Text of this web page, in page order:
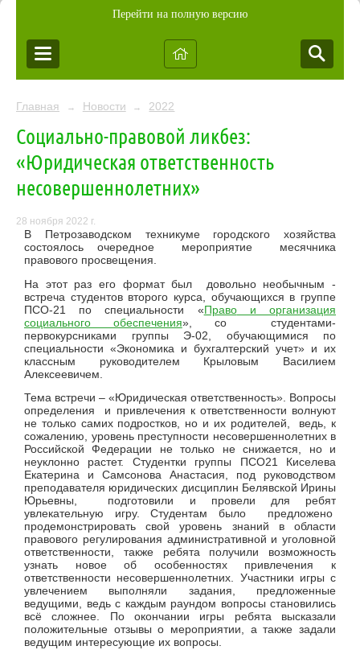
Перейти на полную версию
Главная → Новости → 2022
Социально-правовой ликбез:
«Юридическая ответственность
несовершеннолетних»
28 ноября 2022 г.
В Петрозаводском техникуме городского хозяйства
состоялось очередное мероприятие месячника
правового просвещения.
На этот раз его формат был довольно необычным -
встреча студентов второго курса, обучающихся в группе
ПСО-21 по специальности «Правои организация
социального обеспечения», со студентами-
первокурсниками группы Э-02, обучающимися по
специальности «Экономика и бухгалтерский учет» и их
классным руководителем Крыловым Василием
Алексеевичем.
Тема встречи – «Юридическая ответственность». Вопросы
определения и привлечения к ответственности волнуют
не только самих подростков, но и их родителей, ведь, к
сожалению, уровень преступности несовершеннолетних в
Российской Федерации не только не снижается, но и
неуклонно растет. Студентки группы ПСО21 Киселева
Екатерина и Самсонова Анастасия, под руководством
преподавателя юридических дисциплин Белявской Ирины
Юрьевны, подготовили и провели для ребят
увлекательную игру. Студентам было предложено
продемонстрировать свой уровень знаний в области
правового регулирования административной и уголовной
ответственности, также ребята получили возможность
узнать новое об особенностях привлечения к
ответственности несовершеннолетних. Участники игры с
увлечением выполняли задания, предложенные
ведущими, ведь с каждым раундом вопросы становились
всё сложнее. По окончании игры ребята высказали
положительные отзывы о мероприятии, а также задали
ведущим интересующие их вопросы.